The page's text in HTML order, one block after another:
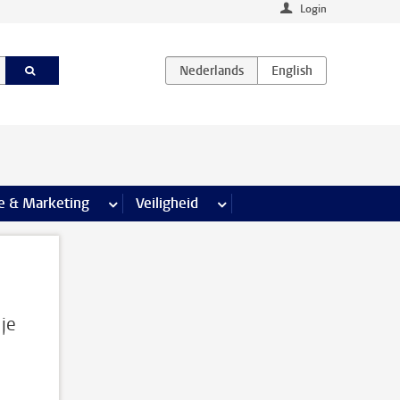
Login
& Marketing meer Communicatie & Marketing pagina’s
Veiligheid meer Veiligheid pagina’s